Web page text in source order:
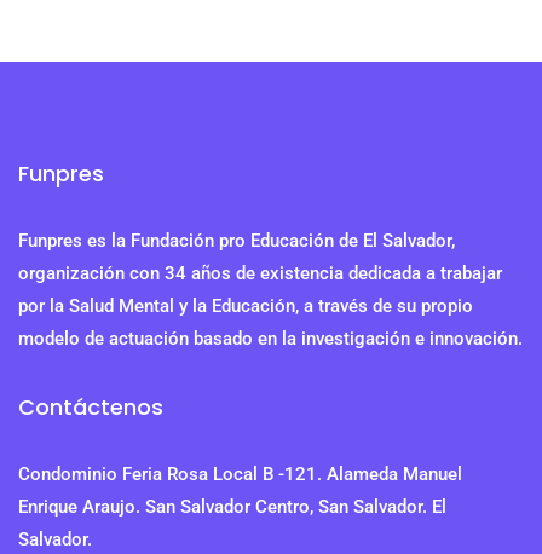
Funpres
Funpres es la Fundación pro Educación de El Salvador,
organización con 34 años de existencia dedicada a trabajar
por la Salud Mental y la Educación, a través de su propio
modelo de actuación basado en la investigación e innovación.
Contáctenos
Condominio Feria Rosa Local B -121. Alameda Manuel
Enrique Araujo. San Salvador Centro, San Salvador. El
Salvador.